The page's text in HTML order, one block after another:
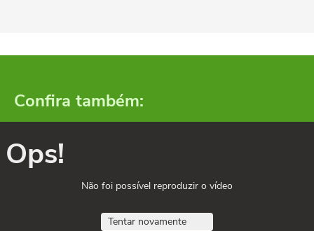
Confira também:
Ops!
Não foi possível reproduzir o vídeo
Tentar novamente